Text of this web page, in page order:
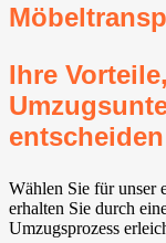
Ihre
entscheiden
Wählen Sie für unser
erhalten Sie durch
Umzugsprozess